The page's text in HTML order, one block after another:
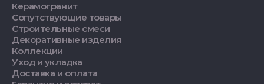
Керамогранит
Сопутствующие товары
Строительные смеси
Декоративные изделия
Коллекции
Уход и укладка
Доставка и оплата